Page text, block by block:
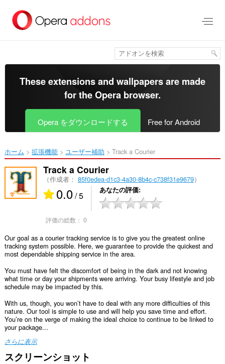
メ
ツ
移
動
These extensions and wallpapers are made
for theOpera browser.
Opera をダウンロードする Free for Android
ホーム 拡張機能 ユーザー補助 Track a Courier‎
Track a Courier
（作成者： 85f0edea-d1c3-4a30-8b4c-c738f31e9679）
0.0/ 5 あなたの評価
評価の総数： 0
Our goal as a courier tracking service is to give you the greatest online
tracking system possible. Here, we guarantee to provide the quickest and
most dependable shipping service in the area.
You must have felt the discomfort of being in the dark and not knowing
what time or day your shipments were arriving. Your busy lifestyle and job
schedule may be impacted by this.
With us, though, you won’t have to deal with any more difficulties of this
nature. Our tool is simple to use and will help you save time and effort.
You’re on the verge of making the ideal choice to continue to be linked to
your package...
さらに表示
スクリーンショット